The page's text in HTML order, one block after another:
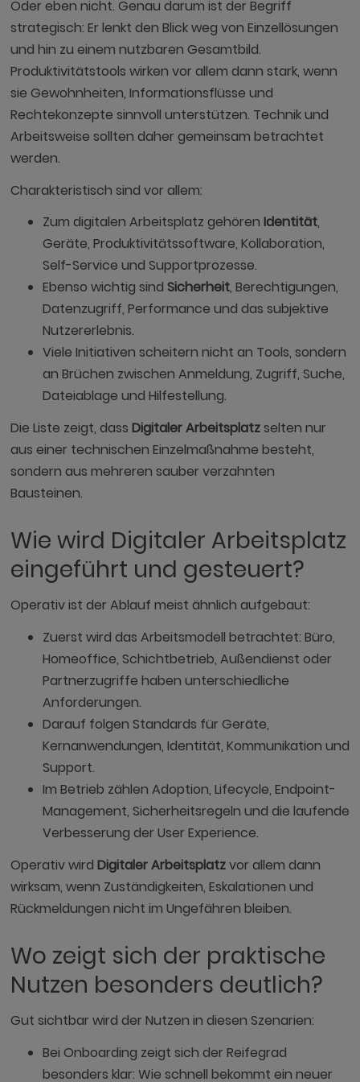
Oder eben nicht. Genau darum ist der Begriff
strategisch: Er lenkt den Blick weg von Einzellösungen
und hin zu einem nutzbaren Gesamtbild.
Produktivitätstools wirken vor allem dann stark, wenn
sie Gewohnheiten, Informationsflüsse und
Rechtekonzepte sinnvoll unterstützen. Technik und
Arbeitsweise sollten daher gemeinsam betrachtet
werden.
Charakteristisch sind vor allem:
Zum digitalen Arbeitsplatz gehören Identität,
Geräte, Produktivitätssoftware, Kollaboration,
Self-Service und Supportprozesse.
Ebenso wichtig sind Sicherheit, Berechtigungen,
Datenzugriff, Performance und das subjektive
Nutzererlebnis.
Viele Initiativen scheitern nicht an Tools, sondern
an Brüchen zwischen Anmeldung, Zugriff, Suche,
Dateiablage und Hilfestellung.
Die Liste zeigt, dass Digitaler Arbeitsplatzselten nur
aus einer technischen Einzelmaßnahme besteht,
sondern aus mehreren sauber verzahnten
Bausteinen.
Wie wird Digitaler Arbeitsplatz
eingeführt und gesteuert?
Operativ ist der Ablauf meist ähnlich aufgebaut:
Zuerst wird das Arbeitsmodell betrachtet: Büro,
Homeoffice, Schichtbetrieb, Außendienst oder
Partnerzugriffe haben unterschiedliche
Anforderungen.
Darauf folgen Standards für Geräte,
Kernanwendungen, Identität, Kommunikation und
Support.
Im Betrieb zählen Adoption, Lifecycle, Endpoint-
Management, Sicherheitsregeln und die laufende
Verbesserung der User Experience.
Operativ wird Digitaler Arbeitsplatzvor allem dann
wirksam, wenn Zuständigkeiten, Eskalationen und
Rückmeldungen nicht im Ungefähren bleiben.
Wo zeigt sich der praktische
Nutzen besonders deutlich?
Gut sichtbar wird der Nutzen in diesen Szenarien:
Bei Onboarding zeigt sich der Reifegrad
besonders klar: Wie schnell bekommt ein neuer